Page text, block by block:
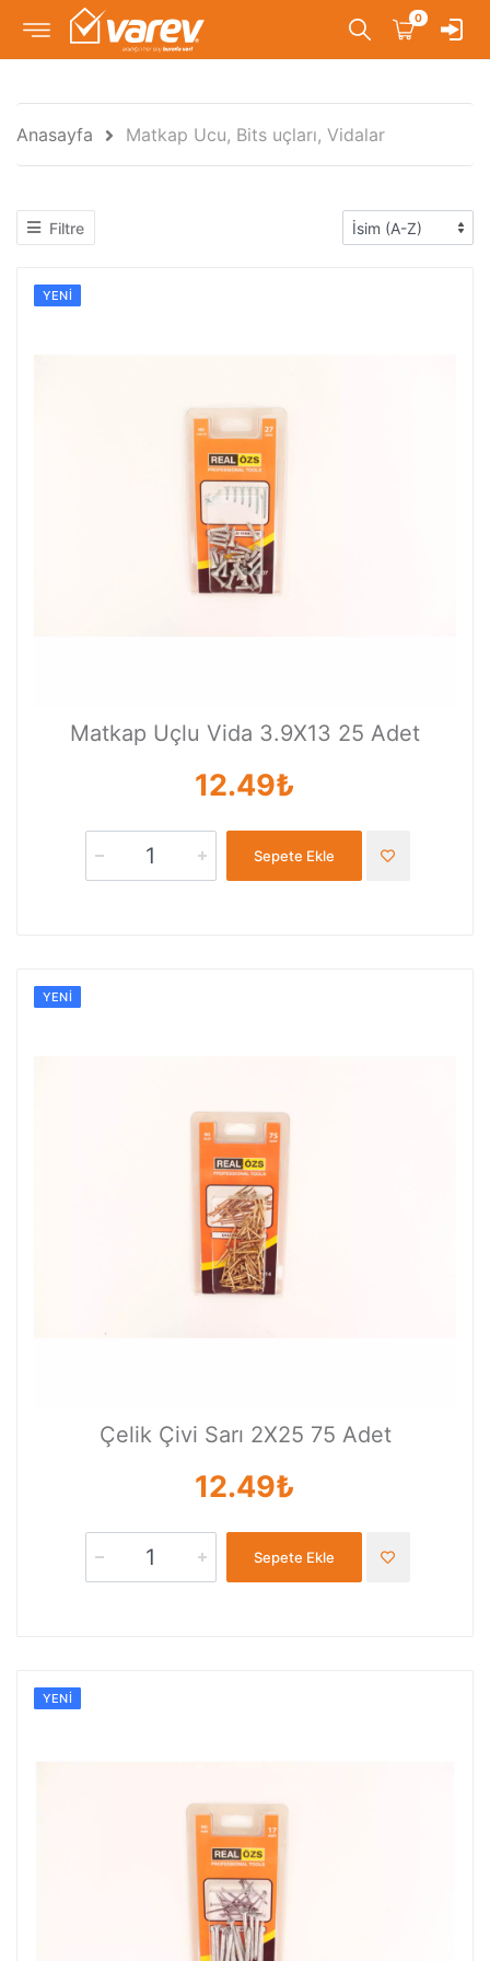
0
Anasayfa Matkap Ucu, Bits uçları, Vidalar
Filtre
YENI
Matkap Uçlu Vida 3.9X13 25 Adet
12.49₺
Sepete Ekle
YENI
Çelik Çivi Sarı 2X25 75 Adet
12.49₺
Sepete Ekle
YENI